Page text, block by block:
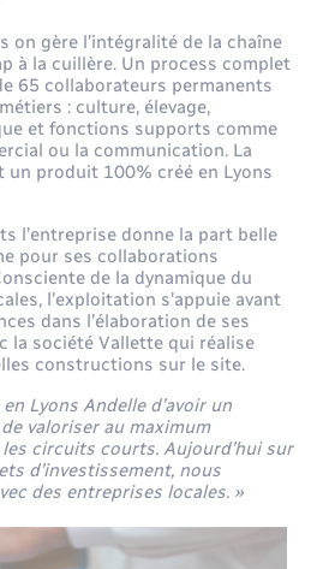
on gère l’intégralité de la chaîne
à la cuillère. Un process complet
65 collaborateurs permanents
: culture, élevage,
et fonctions supports comme
ou la communication. La
un produit 100% créé en Lyons
l’entreprise donne la part belle
pour ses collaborations
de la dynamique du
l’exploitation s’appuie avant
dans l’élaboration de ses
la société Vallette qui réalise
constructions sur le site.
Lyons Andelle d’avoir un
valoriser au maximum
circuits courts. Aujourd’hui sur
d’investissement, nous
des entreprises locales. »